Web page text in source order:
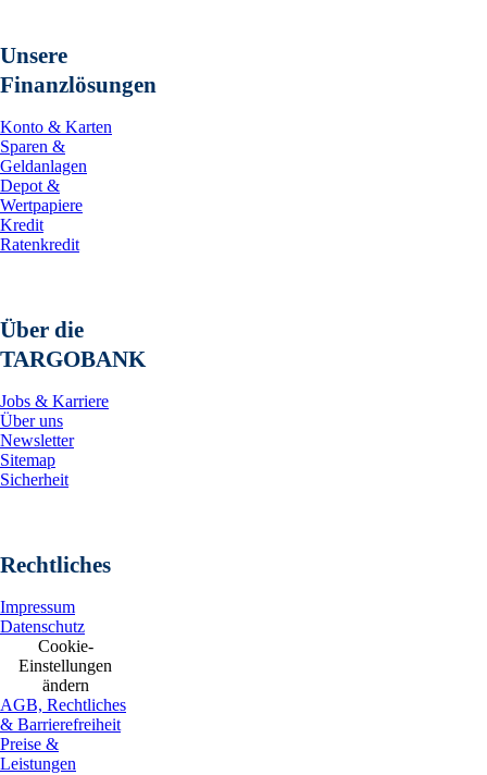
Unsere
Finanzlösungen
Konto & Karten
Sparen &
Geldanlagen
Depot &
Wertpapiere
Kredit
Ratenkredit
Über die
TARGOBANK
Jobs & Karriere
Über uns
Newsletter
Sitemap
Sicherheit
Rechtliches
Impressum
Datenschutz
Cookie-
Einstellungen
ändern
AGB, Rechtliches
& Barrierefreiheit
Preise &
Leistungen